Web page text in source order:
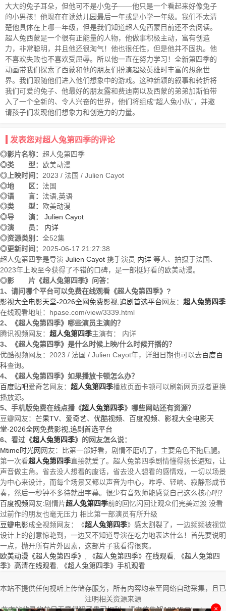
大大的兔子耳朵，但他可不是小兔子——他只是一个看起来好像兔子
的小男孩！他现在在读幼儿园最后一年或是小学一年级。我们不太清
楚他具体在上哪一年级，但是我们知道超人兔西蒙目前还不会阅读。
超人兔西蒙是一个很有正能量的人物，他做事积极主动，富有创造
力，非常聪明，并且他还很淘气！他也很任性，但是他并不固执。他
不喜欢失败也不喜欢受屈辱。所以他一直在努力学习！全新第四季的
动画带我们探索了西蒙和他的朋友们扮演超级英雄时丰富的想象世
界。我们跟随他们进入他们想象中的游戏。这种新颖的叙事和转折将
我们可爱的兔子、他最好的朋友露和费迪南以及西蒙的弟弟加斯伯带
入了一个全新的、令人兴奋的世界，他们将组成“超人兔小队”，并邀
请孩子们发现他们想象力和创造力的力量。
发表您对超人兔第四季的评论
◎影片名称： 超人兔第四季
◎类 型：
欧美动漫
◎上映时间： 2023 / 法国 / Julien Cayot
◎地 区： 法国
◎语 言： 法语,英语
◎类 型：
欧美动漫
◎导 演：
Julien Cayot
◎演 员：
内详
◎资源类别： 全52集
◎更新时间： 2025-06-17 21:27:38
超人兔第四季是导演 Julien Cayot 携手演员 内详 等人、拍摄于法国、
2023年上映至今获得了不错的口碑，是一部挺好看的欧美动漫。
◎影 片《超人兔第四季》问答：
1、请问哪个平台可以免费在线观看《超人兔第四季》?
影视大全电影天堂-2026全网免费影视,追剧首选平台网友： 超人兔第四季
在线观看地址：hpase.com/view/3339.html
2、《超人兔第四季》哪些演员主演的？
腾讯视频网友： 超人兔第四季主演有： 内详
3、《超人兔第四季》是什么时候上映/什么时候开播的？
优酷视频网友：2023 / 法国 / Julien Cayot年，详细日期也可以去百度百
科查询。
4、《超人兔第四季》如果播放卡顿怎么办？
百度贴吧爱奇艺网友： 超人兔第四季播放页面卡顿可以刷新网页或者更换
播放源。
5、手机版免费在线点播《超人兔第四季》哪些网站还有资源？
豆瓣网友： 芒果TV、 爱奇艺、 优酷视频、 百度视频、 影视大全电影天
堂-2026全网免费影视,追剧首选平台
6、看过《超人兔第四季》的网友怎么说：
Mtime时光网 网友：比第一部好看，剧情不磨叽了，主要角色不拖后腿。
第一次看超人兔第四季直接就爱了。超人兔第四季剧情懂得扬长避短，让
声音做主角。省去没人想看的废话，省去没人想看的感情戏，一切以场景
为中心来设计，而每个场景又都以声音为中心，咋呼、轻响、寂静形成节
奏，然后一秒钟不多待就出字幕。很少有音效师能感觉自己这么核心吧？
百度视频网友:剧情片超人兔第四季前的回忆闪回让观众们完美过渡 没看
过前作的朋友也毫无压力 相比第一部演员有所升级
豆瓣电影成全视频网友：《超人兔第四季》感太割裂了，一边频频被视觉
设计上的创意惊艳到，一边又不知道导演在吃力地表达什么！首先要说明
一点，抛开所有片外因素，这部片子我看得很爽。
欧美动漫《超人兔第四季》
《超人兔第四季》在线观看
《超人兔第四
季》高清在线观看
《超人兔第四季》手机观看
本站不提供任何视听上传储存服务，所有内容均来至网络自动采集，且已
注明相关资源来源
若本站收录的节目无意侵犯了贵司权利，请来信告知12345@test.com，
×